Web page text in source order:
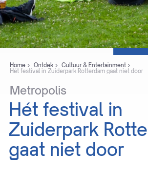
Home Ontdek
Cultuur & Entertainment
Hét festival in Zuiderpark Rotterdam gaat niet door
Metropolis
Hét festival in
Zuiderpark
gaat niet door